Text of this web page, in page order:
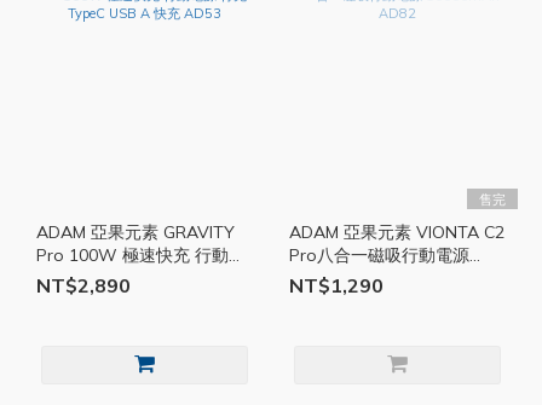
ADAM 亞果元素 GRAVITY
Pro 100W 極速快充 行動電
源 行充 TypeC USB A 快充
AD53
NT$2,890
售完
ADAM 亞果元素 VIONTA C2
Pro八合一磁吸行動電源
10000mAh AD82
NT$1,290